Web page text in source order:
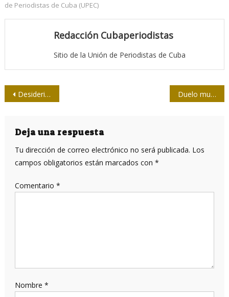
de Periodistas de Cuba (UPEC)
Redacción Cubaperiodistas
Sitio de la Unión de Periodistas de Cuba
Navegación
entradas
Desiderio Navarro falleció: pérdida para la cultura cubana Duelo mundial de hipocresías
Deja una respuesta
Tu dirección de correo electrónico no será publicada. Los
campos obligatorios están marcados con *
Comentario *
Nombre *